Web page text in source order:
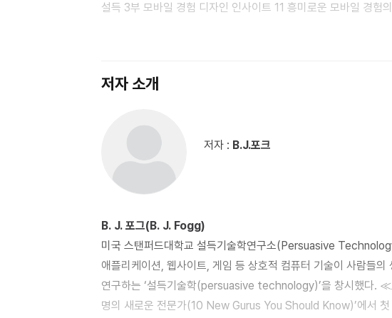
설득 3부 모바일 경험 디자인 인사이트 11 흥미로운 모바일 경험의 디자인 12 성공적인 모바일 마케팅을 위한 네
당신의 관점 부록 이동성을 통한 설득력 향상
저자 소개
저자 : B.J.포크
B. J. 포그(B. J. Fogg)
미국 스탠퍼드대학교 설득기술학연구소(Persuasive
애플리케이션, 웹사이트, 게임 등 상호적 컴퓨터 기술이 사람들의
연구하는 ‘설득기술학(persuasive technology)’을 창시했다.
명의 새로운 전문가(10 New Gurus You Should Know)’에서 첫